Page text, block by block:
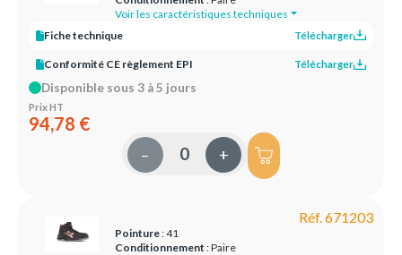
Voir les caractéristiques techniques
Fiche technique
Télécharger
Conformité CE règlement EPI Télécharger
Disponible sous 3 à 5 jours
Prix HT
94,78 €
– +
Réf. 671203
Pointure: 41
Conditionnement : Paire